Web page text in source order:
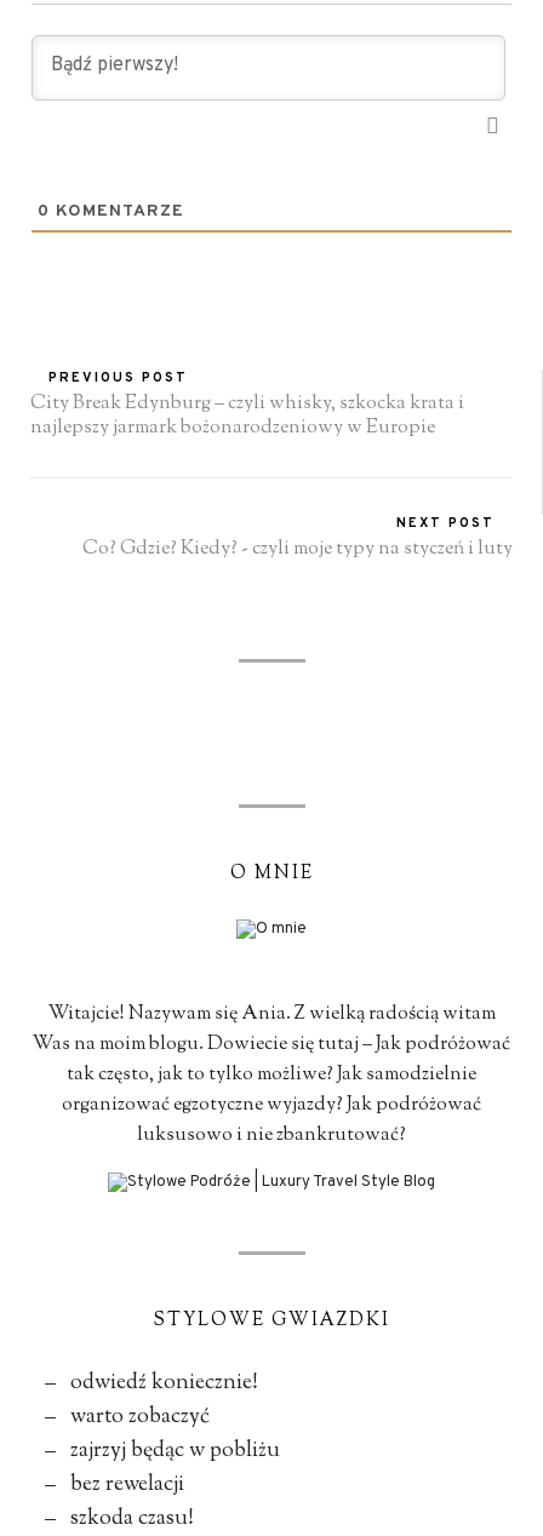
0 KOMENTARZE
PREVIOUS POST
City Break Edynburg – czyli whisky, szkocka krata i
najlepszy jarmark bożonarodzeniowy w Europie
NEXT POST
Co? Gdzie? Kiedy? - czyli moje typy na styczeń i luty
O MNIE
Witajcie! Nazywam się Ania. Z wielką radością witam
Was na moim blogu. Dowiecie się tutaj – Jak podróżować
tak często, jak to tylko możliwe? Jak samodzielnie
organizować egzotyczne wyjazdy? Jak podróżować
luksusowo i nie zbankrutować?
STYLOWE GWIAZDKI
– odwiedź koniecznie!
– warto zobaczyć
– zajrzyj będąc w pobliżu
– bez rewelacji
– szkoda czasu!